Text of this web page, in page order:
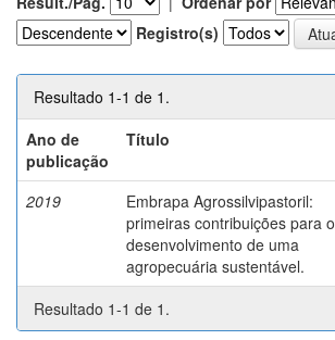
Registro(s)
Resultado 1-1 de 1.
Ano de
publicação
Título
2019
Embrapa Agrossilvipastoril:
primeiras contribuições para o
desenvolvimento de uma
agropecuária sustentável.
Resultado 1-1 de 1.